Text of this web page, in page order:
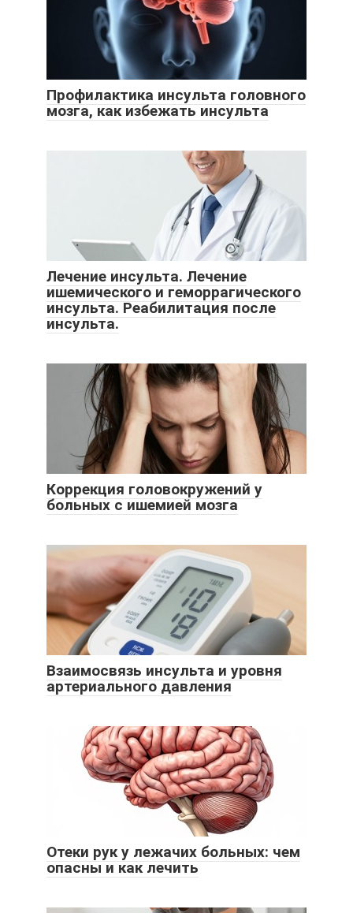
Профилактика инсульта головного
мозга, как избежать инсульта
Лечение инсульта. Лечение
ишемического и геморрагического
инсульта. Реабилитация после
инсульта.
Коррекция головокружений у
больных с ишемией мозга
Взаимосвязь инсульта и уровня
артериального давления
Отеки рук у лежачих больных: чем
опасны и как лечить